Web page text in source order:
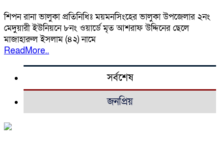
শিপন রানা ভালুকা প্রতিনিধিঃ ময়মনসিংহের ভালুকা উপজেলার ২নং
মেদুয়ারী ইউনিয়নে ৮নং ওয়ার্ডে মৃত আশরাফ উদ্দিনের ছেলে
মাজাহারুল ইসলাম (৪২) নামে
ReadMore..
সর্বশেষ
জনপ্রিয়